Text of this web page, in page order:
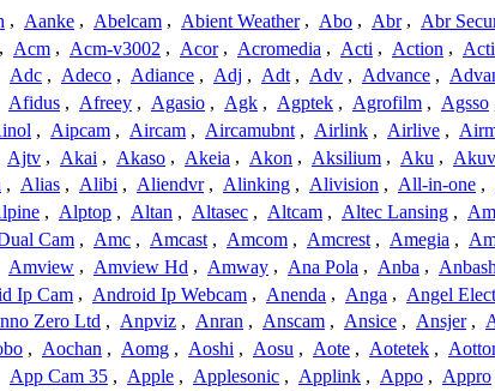
, Aanke , Abelcam , Abient Weather , Abo , Abr , Abr
, Acm , Acm-v3002 , Acor , Acromedia , Acti , Action ,
Adc , Adeco , Adiance , Adj , Adt , Adv , Advance ,
Afidus , Afreey , Agasio , Agk , Agptek , Agrofilm , Agsso
, Aipcam , Aircam , Aircamubnt , Airlink , Airlive ,
Ajtv , Akai , Akaso , Akeia , Akon , Aksilium , Aku ,
, Alias , Alibi , Aliendvr , Alinking , Alivision , All-in-one ,
, Alptop , Altan , Altasec , Altcam , Altec Lansing , Am
Cam , Amc , Amcast , Amcom , Amcrest , Amegia ,
Amview , Amview Hd , Amway , Ana Pola , Anba , Anbash
Ip Cam , Android Ip Webcam , Anenda , Anga , Angel
Zero Ltd , Anpviz , Anran , Anscam , Ansice , Ansjer ,
, Aochan , Aomg , Aoshi , Aosu , Aote , Aotetek ,
App Cam 35 , Apple , Applesonic , Applink , Appo , Appro